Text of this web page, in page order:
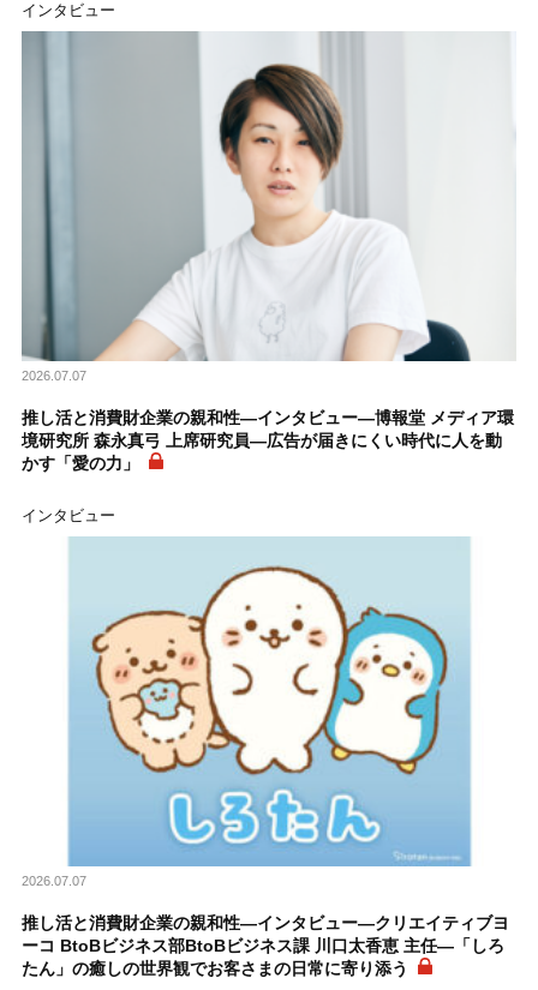
インタビュー
2026.07.07
推し活と消費財企業の親和性―インタビュー―博報堂 メディア環
境研究所 森永真弓 上席研究員―広告が届きにくい時代に人を動
かす「愛の力」
インタビュー
2026.07.07
推し活と消費財企業の親和性―インタビュー―クリエイティブヨ
ーコ BtoBビジネス部BtoBビジネス課 川口太香恵 主任―「しろ
たん」の癒しの世界観でお客さまの日常に寄り添う